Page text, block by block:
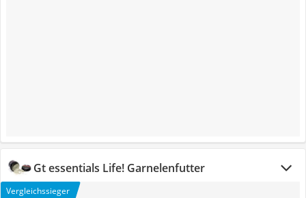
Gt essentials Life! Garnelenfutter
Vergleichssieger